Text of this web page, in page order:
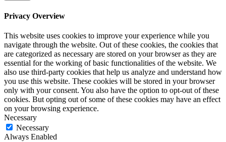
Privacy Overview
This website uses cookies to improve your experience while you
navigate through the website. Out of these cookies, the cookies that
are categorized as necessary are stored on your browser as they are
essential for the working of basic functionalities of the website. We
also use third-party cookies that help us analyze and understand how
you use this website. These cookies will be stored in your browser
only with your consent. You also have the option to opt-out of these
cookies. But opting out of some of these cookies may have an effect
on your browsing experience.
Necessary
Necessary
Always Enabled